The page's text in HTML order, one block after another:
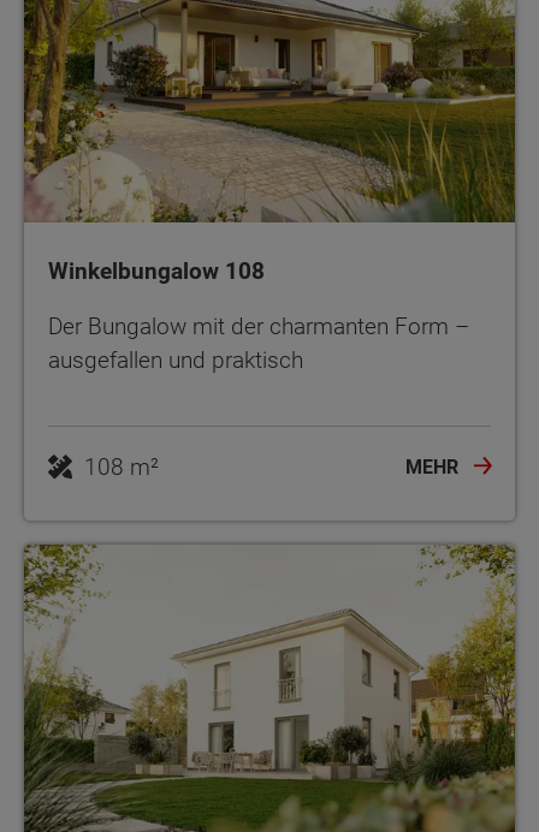
Winkelbungalow 108
Der Bungalow mit der charmanten Form –
ausgefallen und praktisch
108 m² MEHR